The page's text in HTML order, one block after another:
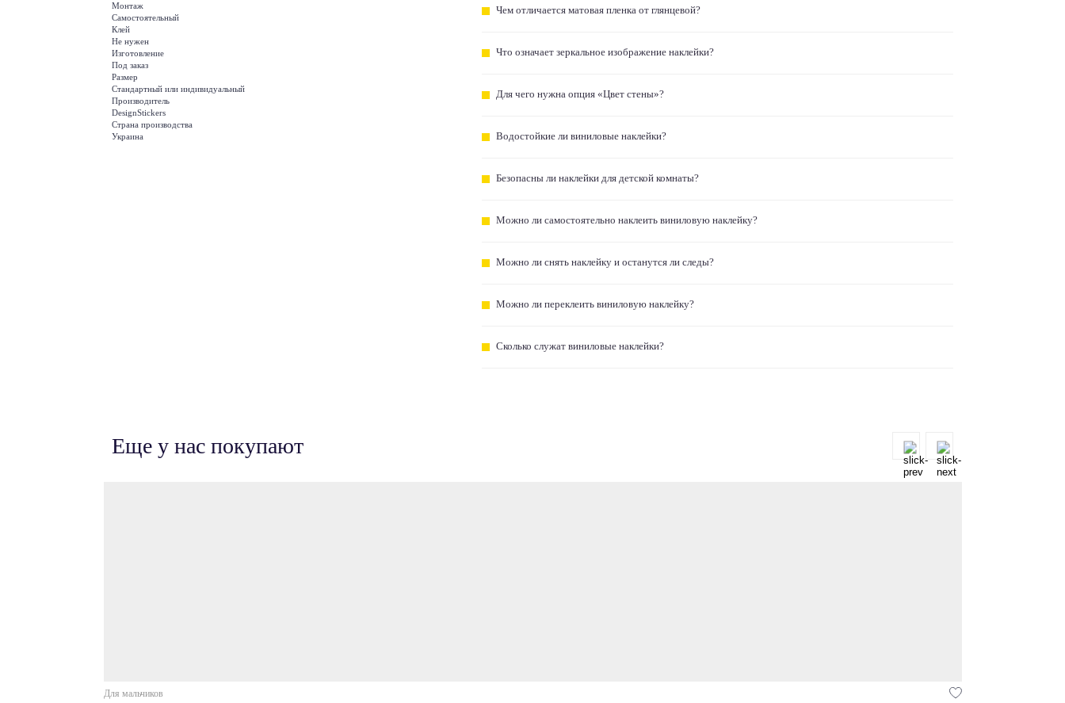
Монтаж
Самостоятельный
Клей
Не нужен
Изготовление
Под заказ
Размер
Стандартный или индивидуальный
Производитель
DesignStickers
Страна производства
Украина
Чем отличается матовая пленка от глянцевой?
Что означает зеркальное изображение наклейки?
Для чего нужна опция «Цвет стены»?
Водостойкие ли виниловые наклейки?
Безопасны ли наклейки для детской комнаты?
Можно ли самостоятельно наклеить виниловую наклейку?
Можно ли снять наклейку и останутся ли следы?
Можно ли переклеить виниловую наклейку?
Сколько служат виниловые наклейки?
Еще у нас покупают
Для мальчиков